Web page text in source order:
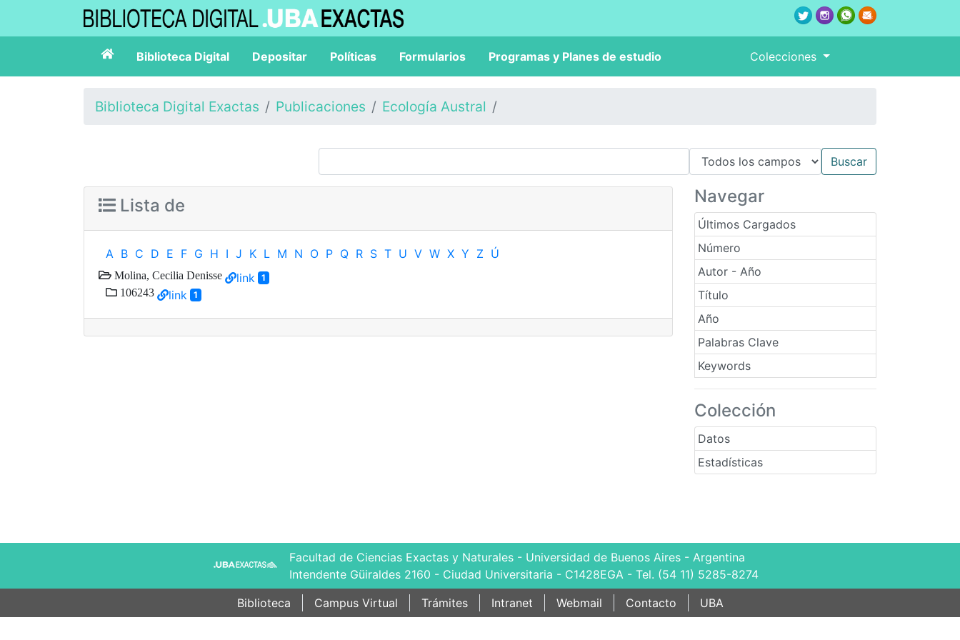
Biblioteca Digital Depositar Políticas Formularios Programas y Planes de estudio Colecciones
Biblioteca Digital Exactas Publicaciones Ecología Austral
Navegar
Últimos Cargados
Número
Autor - Año
Título
Año
Palabras Clave
Keywords
Colección
Datos
Estadísticas
Lista de
A B C D E F G H I J K L M N O P Q R S T U V W X Y Z Ú
Molina, Cecilia Denisse link 1
106243 link 1
Facultad de Ciencias Exactas y Naturales - Universidad de Buenos Aires - Argentina
Intendente Güiraldes 2160 - Ciudad Universitaria - C1428EGA - Tel. (54 11) 5285-8274
Biblioteca
Campus Virtual Trámites Intranet Webmail Contacto UBA